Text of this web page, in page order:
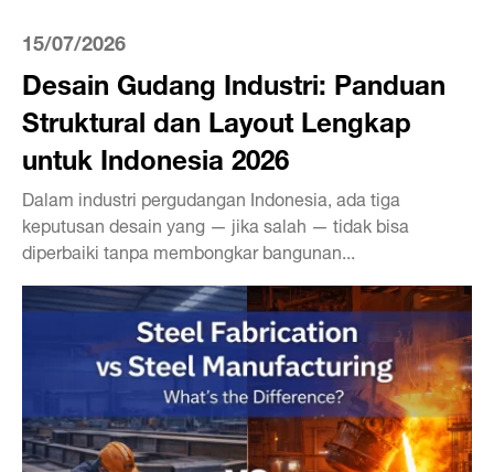
15/07/2026
Desain Gudang Industri: Panduan
Struktural dan Layout Lengkap
untuk Indonesia 2026
Dalam industri pergudangan Indonesia, ada tiga
keputusan desain yang — jika salah — tidak bisa
diperbaiki tanpa membongkar bangunan...